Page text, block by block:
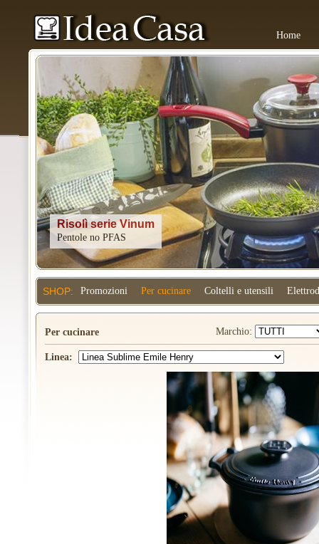
Home
Kitchenaid
SHOP: Promozioni Per cucinare Coltelli e utensili
Per cucinare Marchio:
Linea: